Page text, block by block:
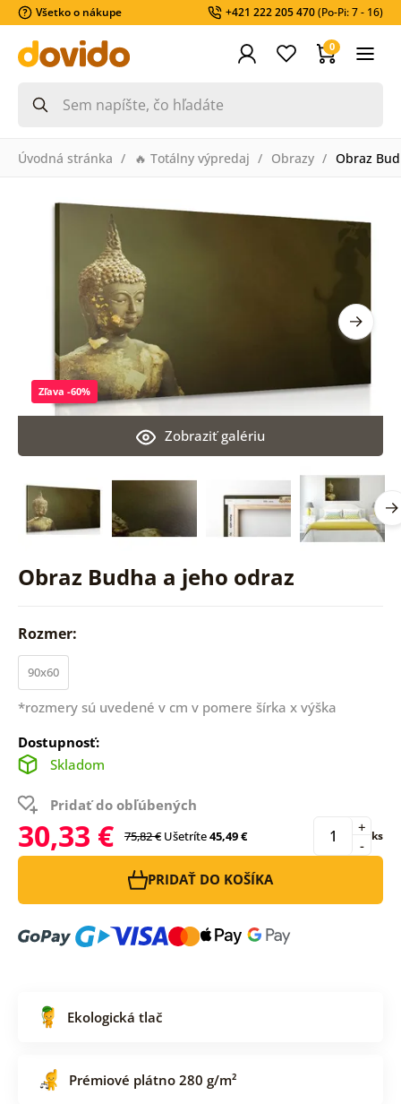
Všetko o nákupe +421 222 205 470(Po-Pi: 7 - 16)
0
Úvodná stránka 🔥 Totálny výpredaj Obrazy Obraz
Obraz Budha a jeho odraz
Zobraziť galériu
Zľava -60%
Rozmer:
90x60
*rozmery sú uvedené v cm v pomere šírka x výška
Dostupnosť:
Skladom
Pridať do obľúbených
30,33 € 75,82 € Ušetríte45,49 € -
+ ks
PRIDAŤ DO KOŠÍKA
Ekologická tlač
Prémiové plátno 280 g/m²